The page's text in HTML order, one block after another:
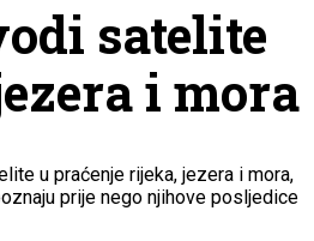
satelite
i mora
u praćenje rijeka, jezera i mora,
prije nego njihove posljedice